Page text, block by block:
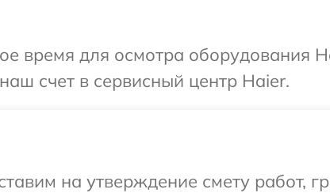
время для осмотра оборудования
счет в сервисный центр Haier.
на утверждение смету работ,